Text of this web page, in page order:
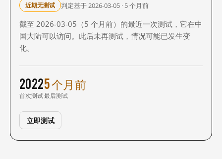
近期无测试 判定基于 2026-03-05 · 5 个月前
截至 2026-03-05（5 个月前）的最近一次测试，它在中
国大陆可以访问。此后未再测试，情况可能已发生变
化。
2022
首次测试
5 个月前
最后测试
立即测试